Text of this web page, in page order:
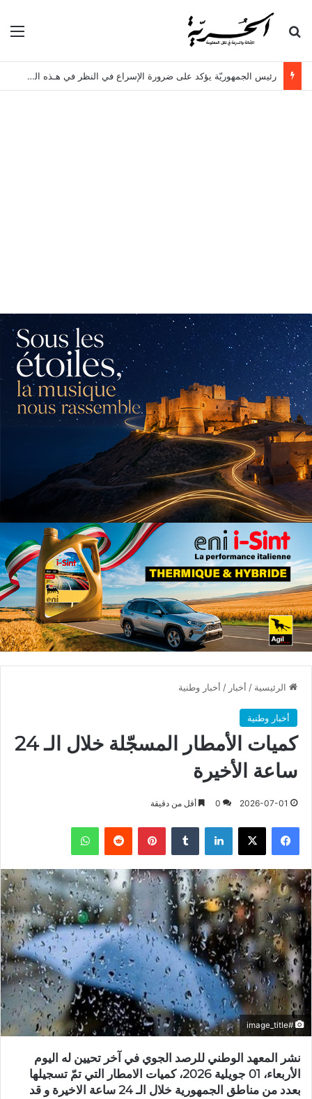
بحث عن
رئيس الجمهوريّة يؤكد على ضرورة الإسراع في النظر في هـذه الملفات
الرئيسية / أخبار / أخبار وطنية
أخبار وطنية
كميات الأمطار المسجّلة خلال الـ 24
ساعة الأخيرة
2026-07-01
0 أقل من دقيقة
فيسبوك X لينكدإن بينتيريست واتساب
#image_title
نشر المعهد الوطني للرصد الجوي في آخر تحيين له اليوم
الأربعاء، 01 جويلية 2026، كميات الامطار التي تمّ تسجيلها
بعدد من مناطق الجمهورية خلال الـ 24 ساعة الاخيرة و قد